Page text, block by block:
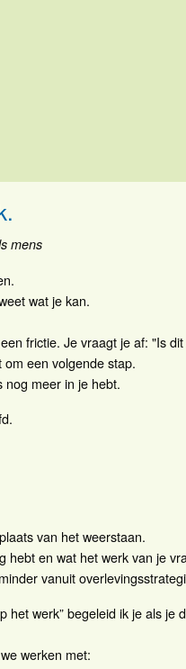
mens
wat je kan.
frictie. Je vraagt je af: "Is
een volgende stap.
nog meer in je hebt.
van het weerstaan.
hebt en wat het werk van je
vanuit
het werk” begeleid ik je als je
werken met: